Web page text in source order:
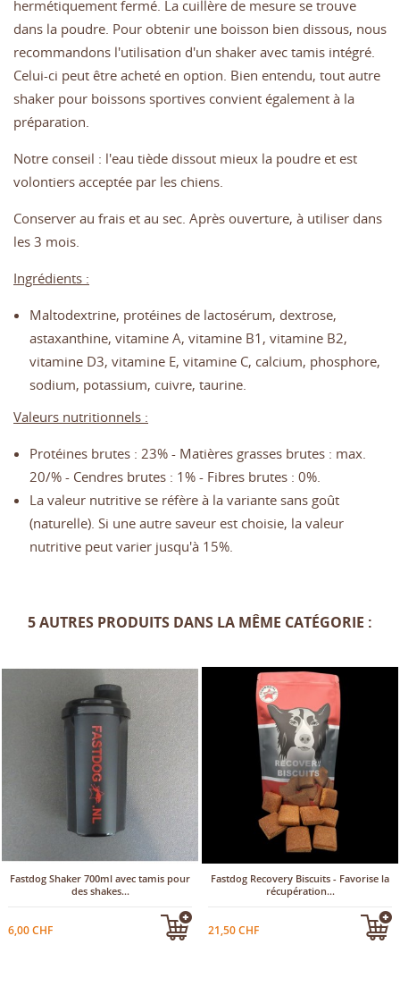
hermétiquement fermé. La cuillère de mesure se trouve
dans la poudre. Pour obtenir une boisson bien dissous, nous
recommandons l'utilisation d'un shaker avec tamis intégré.
Celui-ci peut être acheté en option. Bien entendu, tout autre
shaker pour boissons sportives convient également à la
préparation.
Notre conseil : l'eau tiède dissout mieux la poudre et est
volontiers acceptée par les chiens.
Conserver au frais et au sec. Après ouverture, à utiliser dans
les 3 mois.
Ingrédients :
Maltodextrine, protéines de lactosérum, dextrose,
astaxanthine, vitamine A, vitamine B1, vitamine B2,
vitamine D3, vitamine E, vitamine C, calcium, phosphore,
sodium, potassium, cuivre, taurine.
Valeurs nutritionnels :
Protéines brutes : 23% - Matières grasses brutes : max.
20/% - Cendres brutes : 1% - Fibres brutes : 0%.
La valeur nutritive se réfère à la variante sans goût
(naturelle). Si une autre saveur est choisie, la valeur
nutritive peut varier jusqu'à 15%.
5 AUTRES PRODUITS DANS LA MÊME CATÉGORIE :
Fastdog Shaker 700ml avec tamis pour
des shakes...
6,00 CHF
Fastdog Recovery Biscuits - Favorise la
récupération...
21,50 CHF